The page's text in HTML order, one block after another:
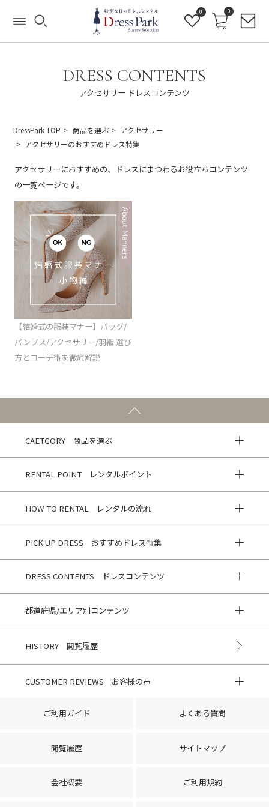
0 0
DRESS CONTENTS
アクセサリー ドレスコンテンツ
DressPark TOP 商品を選ぶ
アクセサリー
アクセサリーのおすすめドレス特集
アクセサリーにおすすめの、ドレスにまつわるお役立ちコンテンツ
の一覧ページです。
【結婚式の服装マナー】バッグ/
パンプス/アクセサリー/羽織 選び
方とコーデ術を徹底解説
CAETGORY 商品を選ぶ
RENTAL POINT レンタルポイント
HOW TO RENTAL レンタルの流れ
PICK UP DRESS おすすめドレス特集
DRESS CONTENTS ドレスコンテンツ
都道府県/エリア別コンテンツ
HISTORY 閲覧履歴
CUSTOMER REVIEWS お客様の声
ご利用ガイド よくある質問
閲覧履歴 サイトマップ
会社概要 ご利用規約